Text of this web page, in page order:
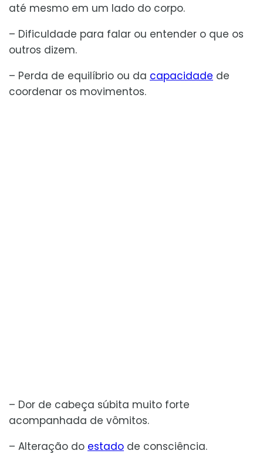
até mesmo em um lado do corpo.
– Dificuldade para falar ou entender o que os
outros dizem.
– Perda de equilíbrio ou da capacidade de
coordenar os movimentos.
– Dor de cabeça súbita muito forte
acompanhada de vômitos.
– Alteração do estado de consciência.